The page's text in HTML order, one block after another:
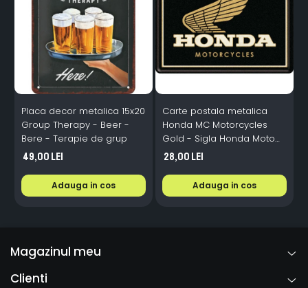
Placa decor metalica 15x20
Group Therapy - Beer -
Bere - Terapie de grup
49,00 Lei
Adauga in cos
Carte postala metalica
Honda MC Motorcycles
Gold - Sigla Honda Moto
pe auriu, Originala, 10x14
28,00 Lei
Adauga in cos
Magazinul meu
Clienti